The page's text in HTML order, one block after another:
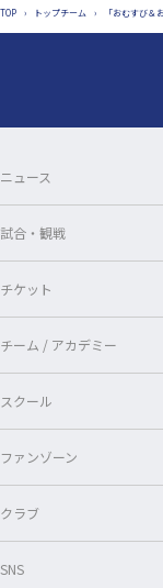
TOP › トップチーム › 「おむすび＆
ニュース
試合・観戦
チケット
チーム / アカデミー
スクール
ファンゾーン
クラブ
SNS